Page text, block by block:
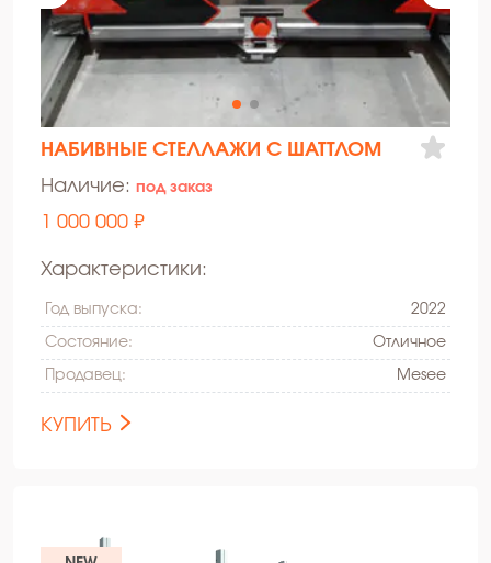
НАБИВНЫЕ СТЕЛЛАЖИ С ШАТТЛОМ
Наличие: под заказ
1 000 000 ₽
Характеристики:
Год выпуска: 2022
Состояние: Oтличное
Продавец: Mesee
КУПИТЬ